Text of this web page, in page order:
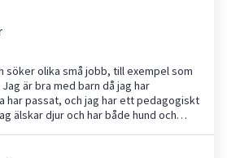
vara barnvakt till barn i olika åldrar –
tvillingar som bara är några
som varit mellan 1, 2 år upp till 12år.
är
jag är bra på att hålla ordning och
och ser till att alltid hitta på något
att hitta på olika aktiviteter med
söker olika små jobb, till exempel som
är bra med barn då jag har
har passat, och jag har ett pedagogiskt
älskar djur och har både hund och